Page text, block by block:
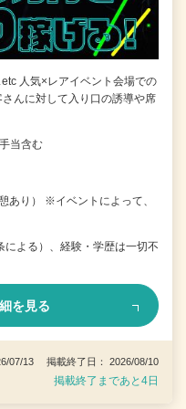
人気×レアイベント会場での
んに対して入り口の誘導や席
当含む
あり） ※イベントによって、
よる）、経験・学歴は一切不
を見る
07/13 掲載終了日： 2026/08/10
掲載終了まであと4日